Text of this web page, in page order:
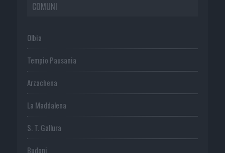
COMUNI
Olbia
Tempio Pausania
Arzachena
La Maddalena
S. T. Gallura
Budoni